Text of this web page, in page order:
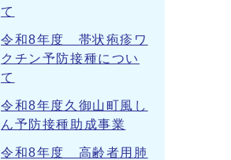
て
令和8年度 帯状疱疹ワ
クチン予防接種につい
て
令和8年度久御山町風し
ん予防接種助成事業
令和8年度 高齢者用肺